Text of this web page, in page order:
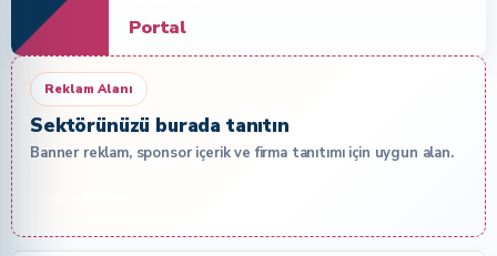
Portal
Reklam Alanı
Sektörünüzü burada tanıtın
Banner reklam, sponsor içerik ve firma tanıtımı için uygun alan.